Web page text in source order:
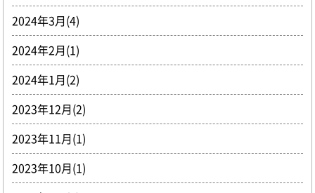
2024年3月(4)
2024年2月(1)
2024年1月(2)
2023年12月(2)
2023年11月(1)
2023年10月(1)